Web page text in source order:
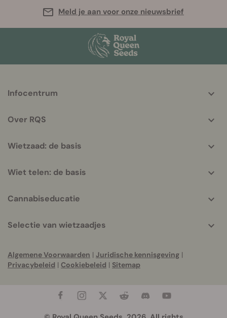
Meld je aan voor onze nieuwsbrief
helpful
Infocentrum
Over RQS
Wietzaad: de basis
Wiet telen: de basis
Cannabiseducatie
Selectie van wietzaadjes
Algemene Voorwaarden | Juridische kennisgeving |
Privacybeleid | Cookiebeleid | Sitemap